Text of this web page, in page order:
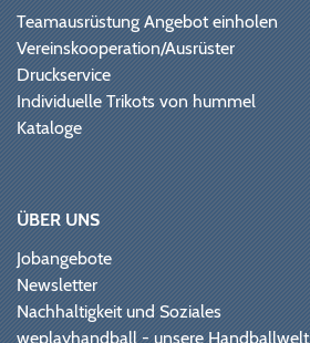
Teamausrüstung Angebot einholen
Vereinskooperation/Ausrüster
Druckservice
Individuelle Trikots von hummel
Kataloge
ÜBER UNS
Jobangebote
Newsletter
Nachhaltigkeit und Soziales
weplayhandball - unsere Handballwelt